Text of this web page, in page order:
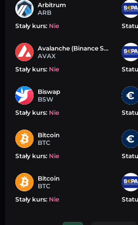
Arbitrum
ARB
Stały kurs: Nie
Avalanche (Binance Smart Chain)
AVAX
Stały kurs: Nie
Biswap
BSW
Stały kurs: Nie
Bitcoin
BTC
Stały kurs: Nie
Bitcoin
BTC
Stały kurs: Nie